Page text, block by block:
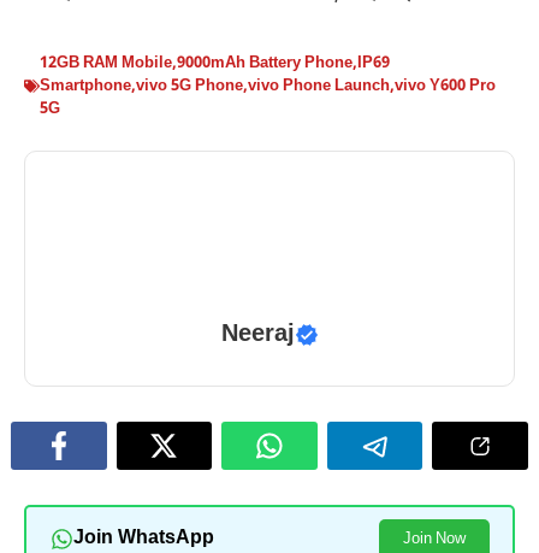
12GB RAM Mobile,9000mAh Battery Phone,IP69
Smartphone,vivo 5G Phone,vivo Phone Launch,vivo Y600 Pro
5G
Neeraj
Join WhatsApp Join Now